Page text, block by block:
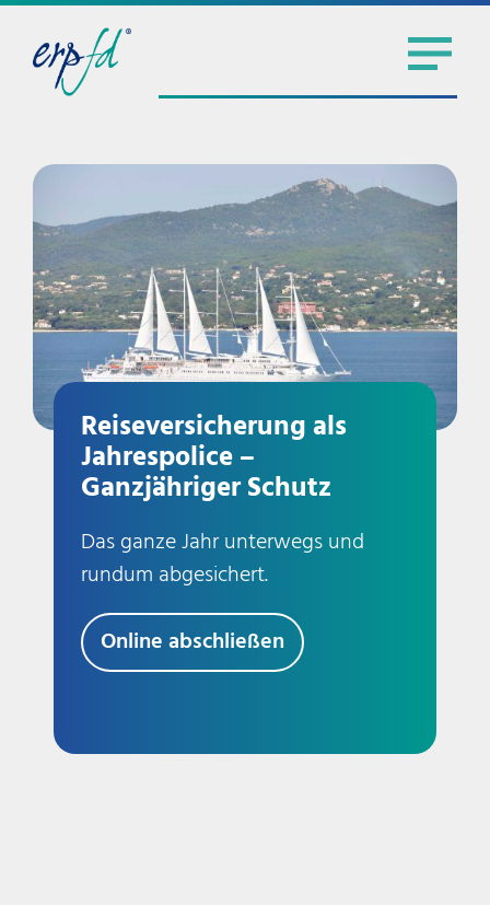
Reiseversicherung als
Jahrespolice –
Ganzjähriger Schutz
Das ganze Jahr unterwegs und
rundum abgesichert.
Online abschließen